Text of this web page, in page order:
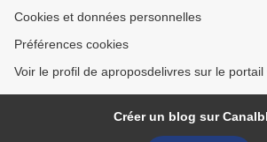
Cookies et données personnelles
Préférences cookies
Voir le profil de aproposdelivres sur le portail
Créer un blog sur